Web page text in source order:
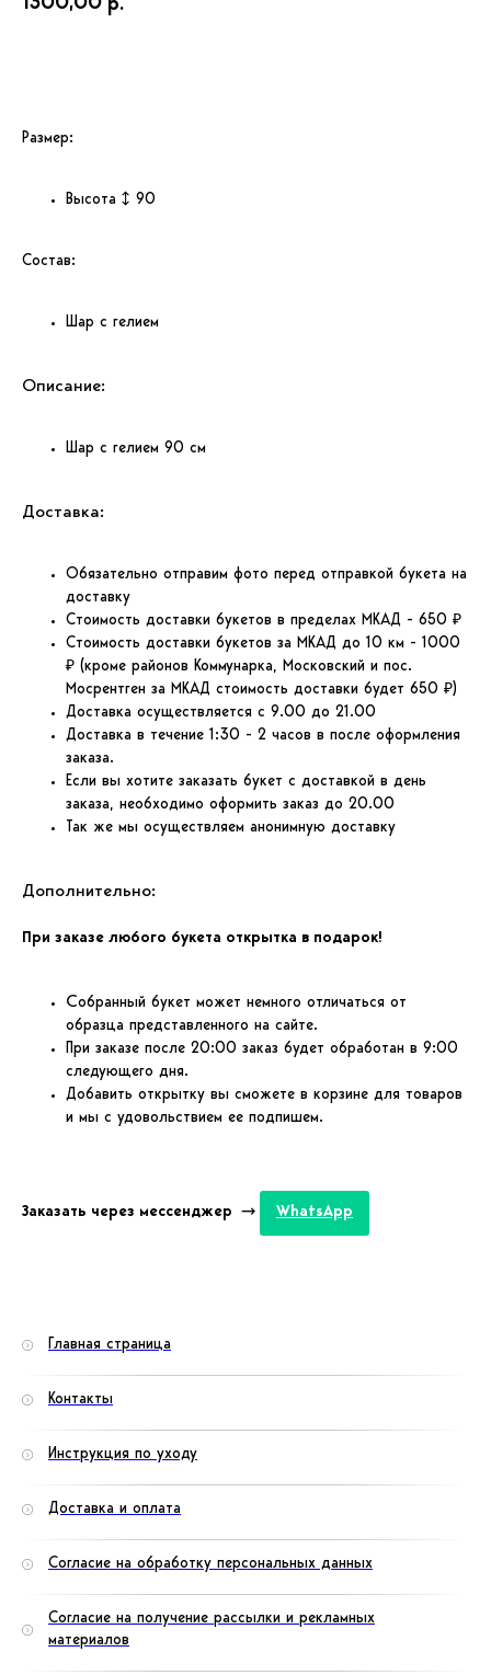
1300,00 р.
Размер:
Высота ↕ 90
Состав:
Шар с гелием
Описание:
Шар с гелием 90 см
Доставка:
Обязательно отправим фото перед отправкой букета на
доставку
Стоимость доставки букетов в пределах МКАД - 650 ₽
Стоимость доставки букетов за МКАД до 10 км - 1000
₽ (кроме районов Коммунарка, Московский и пос.
Мосрентген за МКАД стоимость доставки будет 650 ₽)
Доставка осуществляется c 9.00 до 21.00
Доставка в течение 1:30 - 2 часов в после оформления
заказа.
Если вы хотите заказать букет с доставкой в день
заказа, необходимо оформить заказ до 20.00
Так же мы осуществляем анонимную доставку
Дополнительно:
При заказе любого букета открытка в подарок!
Собранный букет может немного отличаться от
образца представленного на сайте.
При заказе после 20:00 заказ будет обработан в 9:00
следующего дня.
Добавить открытку вы сможете в корзине для товаров
и мы с удовольствием ее подпишем.
Заказать через мессенджер → WhatsApp
Главная страница
Контакты
Инструкция по уходу
Доставка и оплата
Согласие на обработку персональных данных
Согласие на получение рассылки и рекламных
материалов